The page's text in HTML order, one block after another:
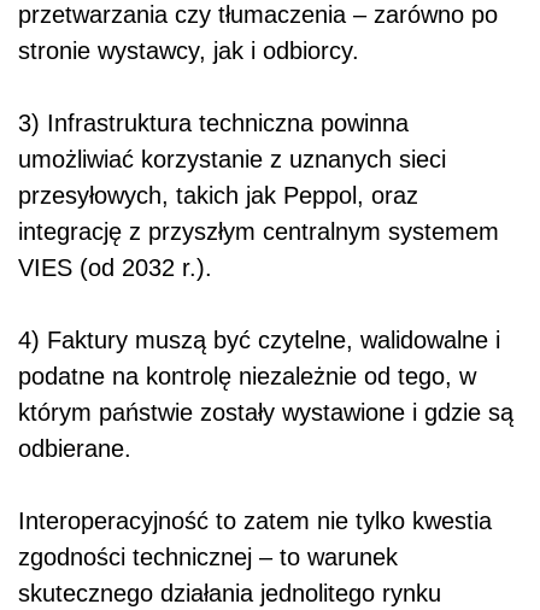
przetwarzania czy tłumaczenia – zarówno po
stronie wystawcy, jak i odbiorcy.
3) Infrastruktura techniczna powinna
umożliwiać korzystanie z uznanych sieci
przesyłowych, takich jak Peppol, oraz
integrację z przyszłym centralnym systemem
VIES (od 2032 r.).
4) Faktury muszą być czytelne, walidowalne i
podatne na kontrolę niezależnie od tego, w
którym państwie zostały wystawione i gdzie są
odbierane.
Interoperacyjność to zatem nie tylko kwestia
zgodności technicznej – to warunek
skutecznego działania jednolitego rynku